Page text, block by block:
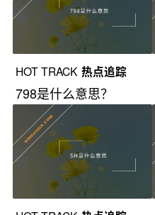
HOT TRACK 热点追踪
798是什么意思？